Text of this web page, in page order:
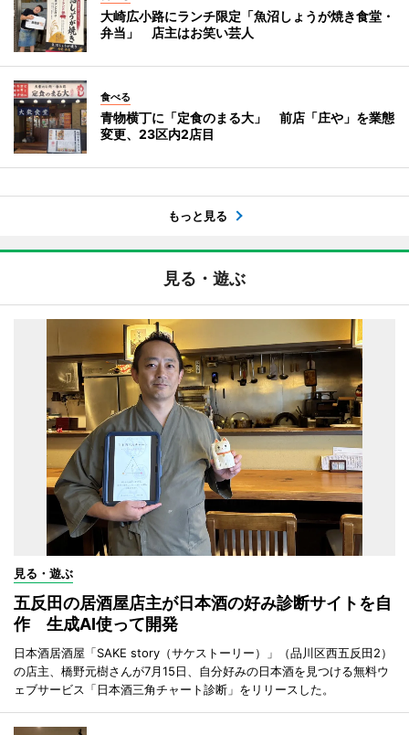
大崎広小路にランチ限定「魚沼しょうが焼き食堂・
弁当」 店主はお笑い芸人
食べる
青物横丁に「定食のまる大」 前店「庄や」を業態
変更、23区内2店目
もっと見る
見る・遊ぶ
見る・遊ぶ
五反田の居酒屋店主が日本酒の好み診断サイトを自
作 生成AI使って開発
日本酒居酒屋「SAKE story（サケストーリー）」（品川区西五反田2）
の店主、橋野元樹さんが7月15日、自分好みの日本酒を見つける無料ウ
ェブサービス「日本酒三角チャート診断」をリリースした。